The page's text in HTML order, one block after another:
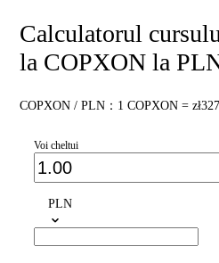
Calculatorul
la COPXON la
COPXON / PLN：1 COPXON =
Voi cheltui
PLN